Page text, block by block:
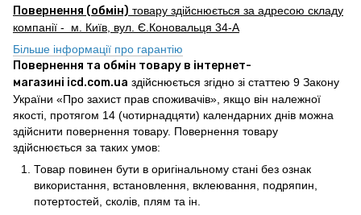
Повернення (обмін) товару здійснюється за адресою складу
компанії - м. Київ, вул. Є.Коновальця 34-А
Більше інформації про гарантію
Повернення та обмін товару в інтернет-
магазині icd.com.ua здійснюється згідно зі статтею 9 Закону
України «Про захист прав споживачів», якщо він належної
якості, протягом 14 (чотирнадцяти) календарних днів можна
здійснити повернення товару. Повернення товару
здійснюється за таких умов:
Товар повинен бути в оригінальному стані без ознак
використання, встановлення, вклеювання, подряпин,
потертостей, сколів, плям та ін.